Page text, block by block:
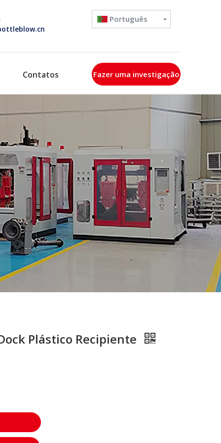
Português
Contatos Fazer uma investigação
Plástico Recipiente